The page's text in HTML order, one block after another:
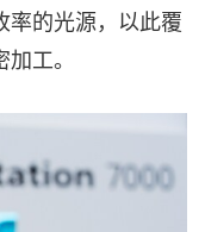
率的光源，以此覆
工。